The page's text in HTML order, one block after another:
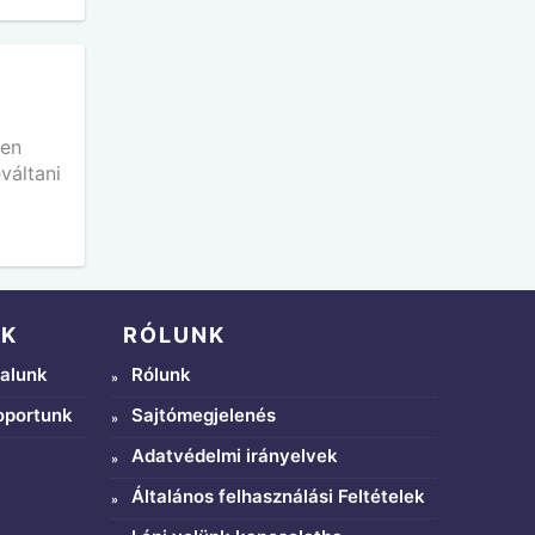
RÓLUNK
Rólunk
Sajtómegjelenés
Adatvédelmi irányelvek
Általános felhasználási Feltételek